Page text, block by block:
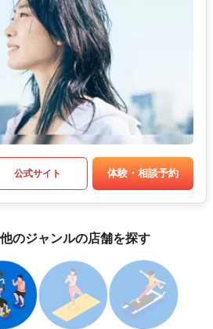
公式サイト 体験・相談予約
のジャンルの店舗を探す